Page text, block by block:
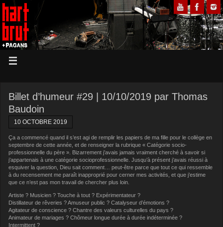
Billet d’humeur #29 | 10/10/2019 par Thomas
Baudoin
10 OCTOBRE 2019
Ça a commencé quand il s’est agi de remplir les papiers de ma fille pour le collège en
septembre de cette année, et de renseigner la rubrique « Catégorie socio-
professionnelle du père ». Bizarrement j’avais jamais vraiment cherché à savoir si
j’appartenais à une catégorie socioprofessionnelle. Jusqu’à présent j’avais réussi à
esquiver la question, Dieu sait comment… peut-être parce que tout ce qui ressemble
à du recensement me paraît inapproprié pour cerner mes activités, et que j’estime
que ce n’est pas mon travail de chercher plus loin.
Artiste ? Musicien ? Touche à tout ? Expérimentateur ?
Distillateur de rêveries ? Amuseur public ? Catalyseur d’émotions ?
Agitateur de conscience ? Chantre des valeurs culturelles du pays ?
Animateur de mariages ? Chômeur longue durée à durée indéterminée ?
Intermittent ?